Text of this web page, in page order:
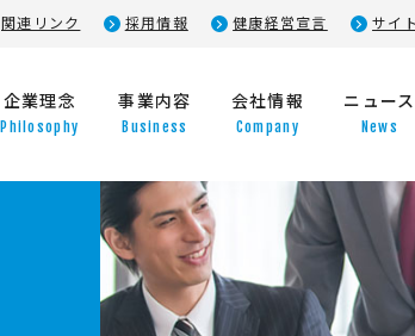
関連リンク 採用情報 健康経営宣言 サイ
企業理念
Philosophy
事業内容
Business
会社情報
Company
ニュース
News